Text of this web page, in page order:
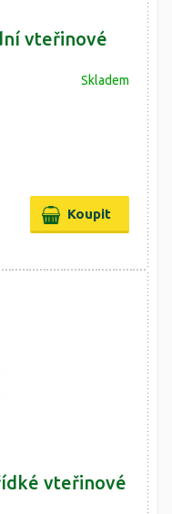
vteřinové
Skladem
vteřinové